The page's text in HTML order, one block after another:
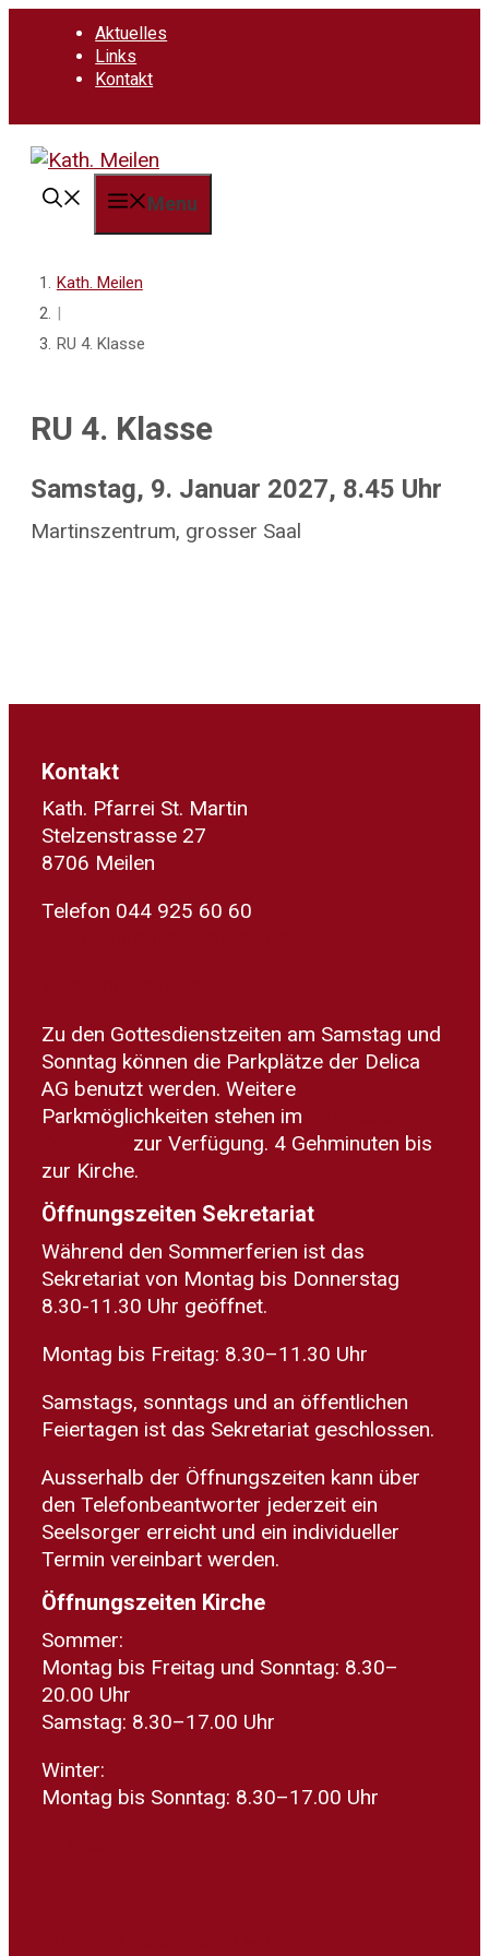
Aktuelles
Links
Kontakt
Menu
Kath. Meilen
|
RU 4. Klasse
RU 4. Klasse
Samstag, 9. Januar 2027, 8.45 Uhr
Martinszentrum, grosser Saal
Kontakt
Kath. Pfarrei St. Martin
Stelzenstrasse 27
8706 Meilen
Telefon 044 925 60 60
Zu den Gottesdienstzeiten am Samstag und
Sonntag können die Parkplätze der Delica
AG benutzt werden. Weitere
Parkmöglichkeiten stehen im
zur Verfügung. 4 Gehminuten bis
zur Kirche.
Öffnungszeiten Sekretariat
Während den Sommerferien ist das
Sekretariat von Montag bis Donnerstag
8.30-11.30 Uhr geöffnet.
Montag bis Freitag: 8.30–11.30 Uhr
Samstags, sonntags und an öffentlichen
Feiertagen ist das Sekretariat geschlossen.
Ausserhalb der Öffnungszeiten kann über
den Telefonbeantworter jederzeit ein
Seelsorger erreicht und ein individueller
Termin vereinbart werden.
Öffnungszeiten Kirche
Sommer:
Montag bis Freitag und Sonntag: 8.30–
20.00 Uhr
Samstag: 8.30–17.00 Uhr
Winter:
Montag bis Sonntag: 8.30–17.00 Uhr